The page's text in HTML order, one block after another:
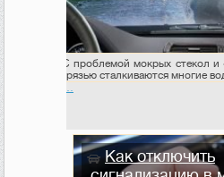
С проблемой мокрых стекол и
грязью сталкиваются многие
…
Как отключить